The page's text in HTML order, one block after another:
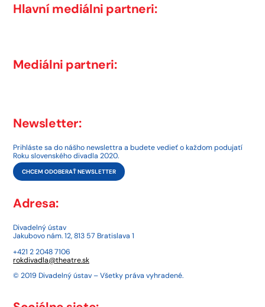
Hlavní mediálni partneri:
Mediálni partneri:
Newsletter:
Prihláste sa do nášho newslettra a budete vedieť o každom podujatí
Roku slovenského divadla 2020.
CHCEM ODOBERAŤ NEWSLETTER
Adresa:
Divadelný ústav
Jakubovo nám. 12, 813 57 Bratislava 1
+421 2 2048 7106
rokdivadla@theatre.sk
© 2019 Divadelný ústav – Všetky práva vyhradené.